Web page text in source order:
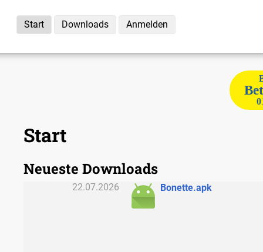
Start Downloads Anmelden
Start
Neueste Downloads
22.07.2026 Bonette.apk